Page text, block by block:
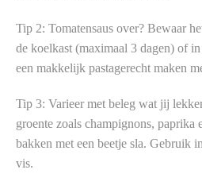
Tip 2: Tomatensaus over? Bewaar
de koelkast (maximaal 3 dagen) of
een makkelijk pastagerecht maken
Tip 3: Varieer met beleg wat jij
groente zoals champignons, paprika
bakken met een beetje sla. Gebruik
vis.